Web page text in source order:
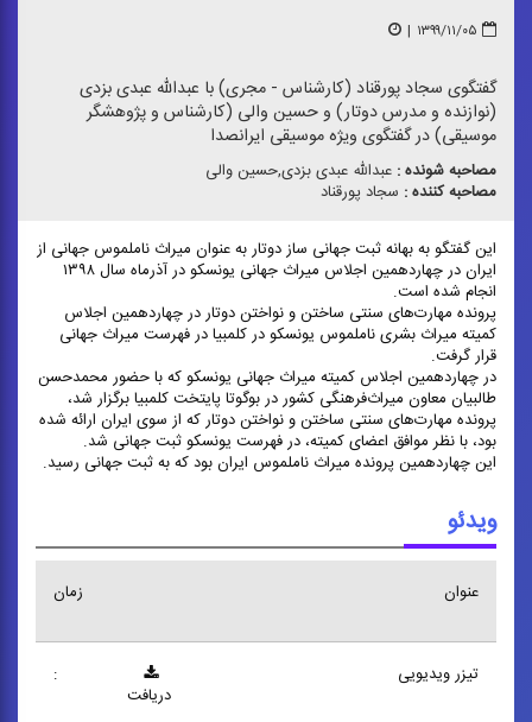
۱۳۹۹/۱۱/۰۵ |
گفتگوی سجاد پورقناد (کارشناس - مجری) با عبدالله عبدی بزدی
(نوازنده و مدرس دوتار) و حسین والی (کارشناس و پژوهشگر
موسیقی) در گفتگوی ویژه موسیقی ایرانصدا
مصاحبه شونده : عبدالله عبدی بزدی,حسین والی
مصاحبه کننده : سجاد پورقناد
این گفتگو به بهانه ثبت جهانی ساز دوتار به عنوان میراث ناملموس جهانی از
ایران در چهاردهمین اجلاس میراث جهانی یونسکو در آذرماه سال ۱۳۹۸
انجام شده است.
پرونده مهارت‌های سنتی ساختن و نواختن دوتار در چهاردهمین اجلاس
کمیته میراث بشری ناملموس یونسکو در کلمبیا در فهرست میراث جهانی
قرار گرفت.
در چهاردهمین اجلاس کمیته میراث جهانی یونسکو که با حضور محمدحسن
طالبیان معاون میراث‌فرهنگی کشور در بوگوتا پایتخت کلمبیا برگزار شد،
پرونده مهارت‌های سنتی ساختن و نواختن دوتار که از سوی ایران ارائه شده
بود، با نظر موافق اعضای کمیته، در فهرست یونسکو ثبت جهانی شد.
این چهاردهمین پرونده میراث ناملموس ایران بود که به ثبت جهانی رسید.
ویدئو
عنوان زمان
تیزر ویدیویی
:
دریافت